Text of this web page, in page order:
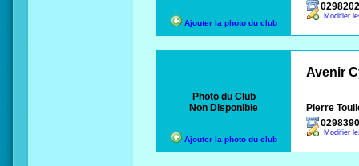
Ajouter la photo du club
Modifier
Photo du Club
Non Disponible
Ajouter la photo du club
Avenir
Pierre
Modifier